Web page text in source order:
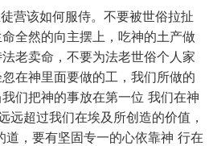
营该如何服侍。不要被世俗拉扯
全然的向主摆上，吃神的土产做
老卖命，不要为法老世俗个人家
在神里面要做的工，我们所做的
们把神的事放在第一位 我们在神
远超过我们在埃及所创造的价值，
，要有坚固专一的心依靠神 行在